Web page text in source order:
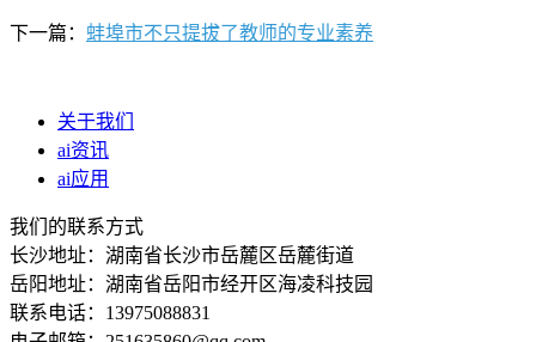
下一篇： 蚌埠市不只提拔了教师的专业素养
关于我们
ai资讯
ai应用
我们的联系方式
长沙地址：湖南省长沙市岳麓区岳麓街道
岳阳地址：湖南省岳阳市经开区海凌科技园
联系电话：13975088831